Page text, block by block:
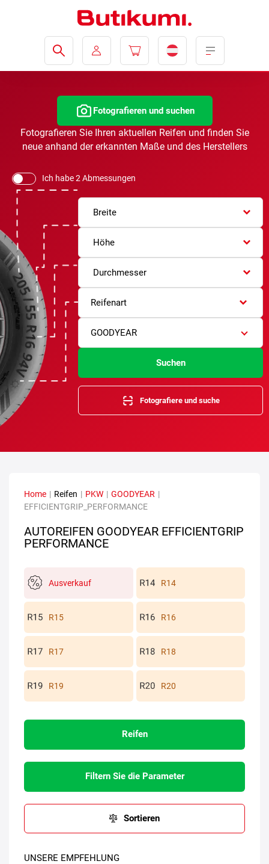
Fotografieren und suchen
Fotografieren Sie Ihren aktuellen Reifen und finden Sie
neue anhand der erkannten Maße und des Herstellers
Ich habe 2 Abmessungen
Breite
Höhe
Durchmesser
Reifenart
GOODYEAR
Suchen
Fotografiere und suche
Home | Reifen | PKW | GOODYEAR |
EFFICIENTGRIP_PERFORMANCE
AUTOREIFEN GOODYEAR EFFICIENTGRIP
PERFORMANCE
Ausverkauf R14
R15 R16
R17 R18
R19 R20
Reifen
Filtern Sie die Parameter
Sortieren
UNSERE EMPFEHLUNG